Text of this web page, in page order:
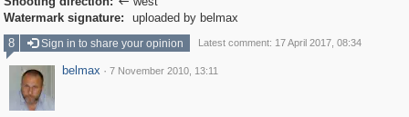

Watermark signature:
uploaded by belmax
8
Sign in to share your opinion Latest comment: 17 April 2017, 08:34
belmax · 7 November 2010, 13:11